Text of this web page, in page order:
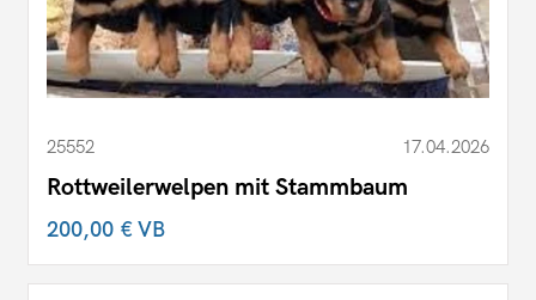
25552 17.04.2026
Rottweilerwelpen mit Stammbaum
200,00 €VB